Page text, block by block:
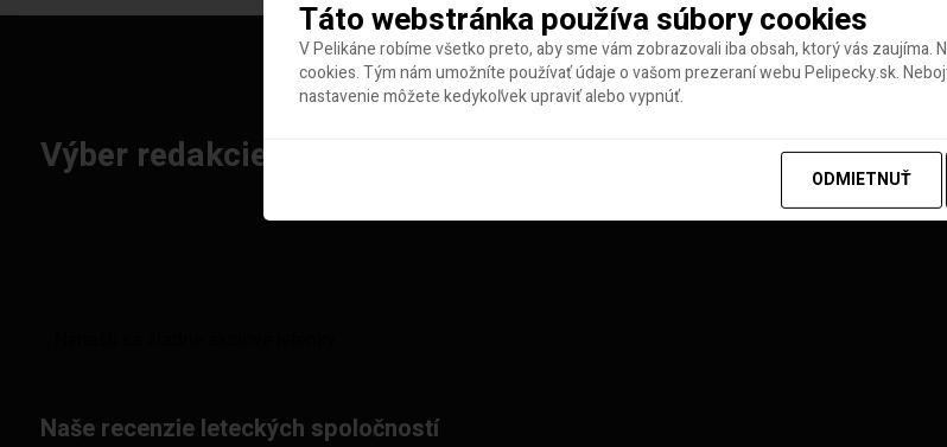
Výber redakcie: Najlepšie letenky tohto týždňa
Naše recenzie leteckých spoločností
Táto webstránka používa súbory cookies
V Pelikáne robíme všetko preto, aby sme vám zobrazovali iba obsah, ktorý vás zaujíma.
cookies. Tým nám umožníte používať údaje o vašom prezeraní webu Pelipecky.sk.
nastavenie môžete kedykoľvek upraviť alebo vypnúť.
ODMIETNUŤ